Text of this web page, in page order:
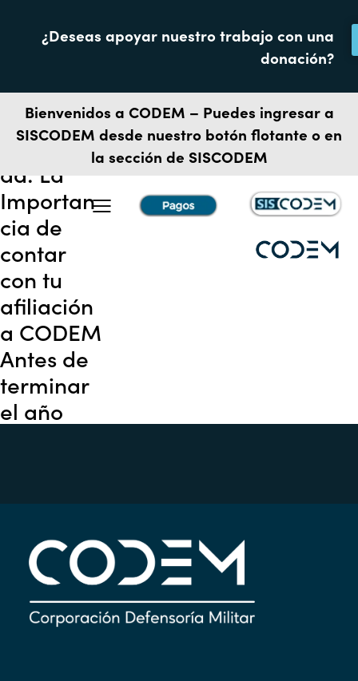
¿Deseas apoyar nuestro trabajo con una
donación?
Bienvenidos a CODEM – Puedes ingresar a
SISCODEM desde nuestro botón flotante o en
la sección de SISCODEM
Asegura
Tranquilid
ad: La
Importan
cia de
contar
con tu
afiliación
a CODEM
Antes de
terminar
el año